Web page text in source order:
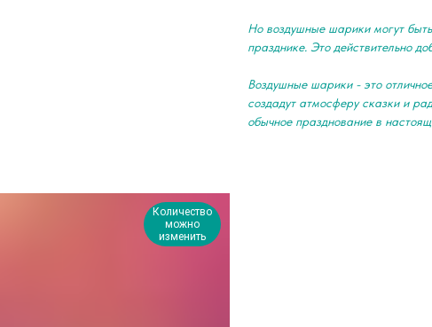
Но воздушные шарики могут
празднике. Это действительно
Воздушные шарики - это
создадут атмосферу сказки и
обычное празднование в
Количество
можно
изменить